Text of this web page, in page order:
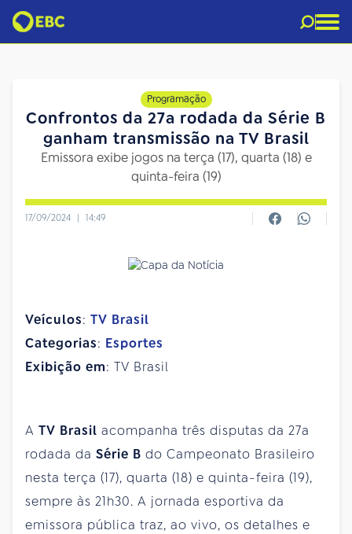
Programação
Confrontos da 27a rodada da Série B
ganham transmissão na TV Brasil
Emissora exibe jogos na terça (17), quarta (18) e
quinta-feira (19)
17/09/2024 | 14:49
Veículos: TV Brasil
Categorias: Esportes
Exibição em: TV Brasil
A TV Brasil acompanha três disputas da 27a
rodada da Série B do Campeonato Brasileiro
nesta terça (17), quarta (18) e quinta-feira (19),
sempre às 21h30. A jornada esportiva da
emissora pública traz, ao vivo, os detalhes e